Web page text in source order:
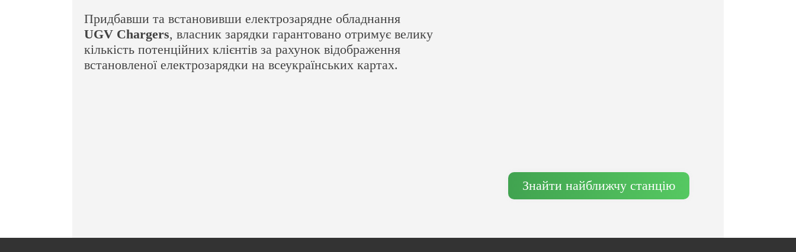
Придбавши та встановивши електрозарядне обладнання
UGV Chargers, власник зарядки гарантовано отримує велику
кількість потенційних клієнтів за рахунок відображення
встановленої електрозарядки на всеукраїнських картах.
Знайти найближчу станцію